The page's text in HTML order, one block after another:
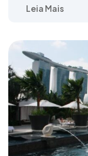
Leia Mais